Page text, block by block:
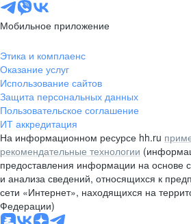
Мобильное приложение
Этика и комплаенс
Оказание услуг
Использование сайтов
Защита персональных данных
Пользовательское соглашение
ИТ аккредитация
На информационном ресурсе hh.ru
рекомендательные технологии
предоставления информации на основе
и анализа сведений, относящихся к
сети «Интернет», находящихся на
Федерации)